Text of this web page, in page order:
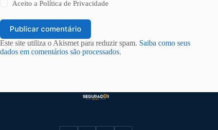
Aceito aPolítica de Privacidade
Publicar comentário
Este site utiliza o Akismet para reduzir spam. Saiba como seus
dados em comentários são processados.